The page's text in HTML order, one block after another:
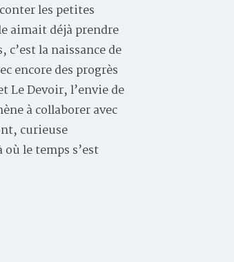
les petites
aimait déjà prendre
la naissance de
encore des progrès
Le Devoir, l’envie de
à collaborer avec
curieuse
le temps s’est